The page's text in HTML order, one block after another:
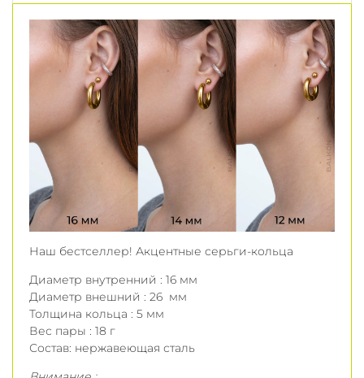
Наш бестселлер! Акцентные серьги-кольца
Диаметр внутренний : 16 мм
Диаметр внешний : 26 мм
Толщина кольца : 5 мм
Вес пары : 18 г
Состав: нержавеющая сталь